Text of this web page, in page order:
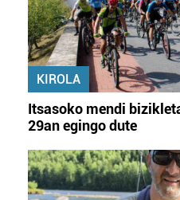
erabiltzeko baimen
irakurri
KIROLA
Itsasoko mendi
29an egingo dute